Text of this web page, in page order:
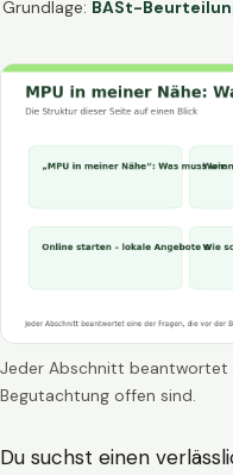
Grundlage: BASt-
Jeder Abschnitt beantwortet
Begutachtung offen sind.
Du suchst einen